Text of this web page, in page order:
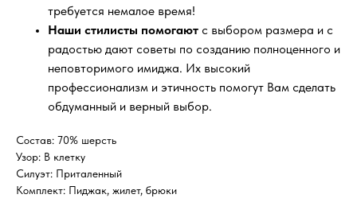
требуется немалое время!
Наши стилисты помогают с выбором размера и с
радостью дают советы по созданию полноценного и
неповторимого имиджа. Их высокий
профессионализм и этичность помогут Вам сделать
обдуманный и верный выбор.
Состав: 70% шерсть
Узор: В клетку
Силуэт: Приталенный
Комплект: Пиджак, жилет, брюки